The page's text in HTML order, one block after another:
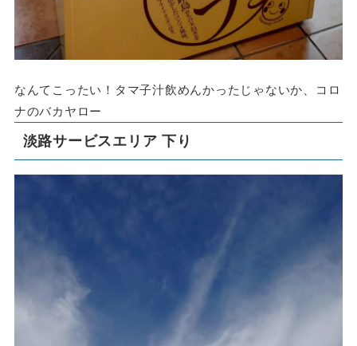
なんてこったい！タマ子汁飲めんかったじゃないか、コロ
ナのバカヤロー
淡路サービスエリア 下り